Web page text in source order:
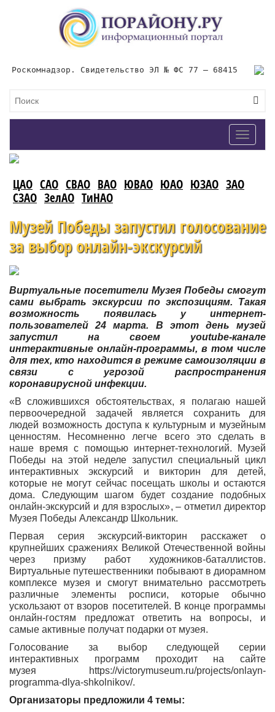
Роскомнадзор. Свидетельство ЭЛ № ФС 77 – 68415
Toggle
ЦАО САО СВАО ВАО ЮВАО ЮАО ЮЗАО ЗАО
СЗАО ЗелАО ТиНАО
Музей Победы запустил голосование
за выбор онлайн-экскурсий
Виртуальные посетители Музея Победы смогут
сами выбрать экскурсии по экспозициям. Такая
возможность появилась у интернет-
пользователей 24 марта. В этот день музей
запустил на своем youtube-канале
интерактивные онлайн-программы, в том числе
для тех, кто находится в режиме самоизоляции в
связи с угрозой распространения
коронавирусной инфекции.
«В сложившихся обстоятельствах, я полагаю нашей
первоочередной задачей является сохранить для
людей возможность доступа к культурным и музейным
ценностям. Несомненно легче всего это сделать в
наше время с помощью интернет-технологий. Музей
Победы на этой неделе запустил специальный цикл
интерактивных экскурсий и викторин для детей,
которые не могут сейчас посещать школы и остаются
дома. Следующим шагом будет создание подобных
онлайн-экскурсий и для взрослых», – отметил директор
Музея Победы Александр Школьник.
Первая серия экскурсий-викторин расскажет о
крупнейших сражениях Великой Отечественной войны
через призму работ художников-баталлистов.
Виртуальные путешественники побывают в диорамном
комплексе музея и смогут внимательно рассмотреть
различные элементы росписи, которые обычно
ускользают от взоров посетителей. В конце программы
онлайн-гостям предложат ответить на вопросы, и
самые активные получат подарки от музея.
Голосование за выбор следующей серии
интерактивных программ проходит на сайте
музея https://victorymuseum.ru/projects/onlayn-
programma-dlya-shkolnikov/.
Организаторы предложили 4 темы: